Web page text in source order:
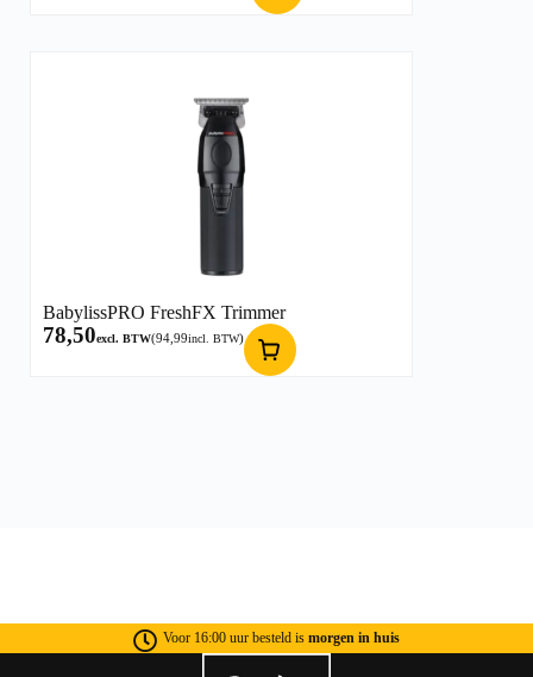
BabylissPRO FreshFX Trimmer
78,50excl. BTW(94,99incl. BTW)
Voor 16:00 uur besteld is morgen in huis